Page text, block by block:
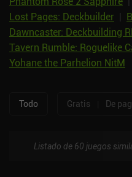
Lost Pages: Deckbuilder
Dawncaster: Deckbuilding
Tavern Rumble: Roguelike
Yohane the Parhelion NitM
Todo Gratis De
Listado de 60 juegos